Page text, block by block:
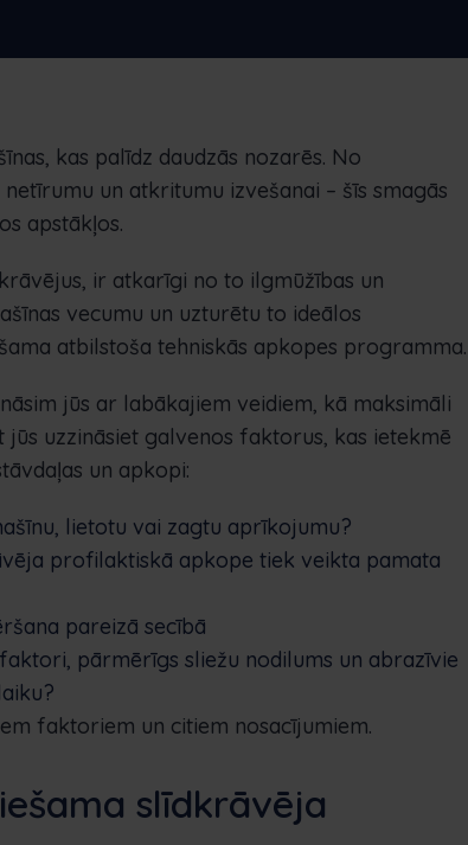
kas palīdz daudzās nozarēs. No
un atkritumu izvešanai – šīs smagās
apstākļos.
ir atkarīgi no to ilgmūžības un
vecumu un uzturētu to ideālos
atbilstoša tehniskās apkopes programma.
jūs ar labākajiem veidiem, kā maksimāli
uzzināsiet galvenos faktorus, kas ietekmē
un apkopi:
lietotu vai zagtu aprīkojumu?
profilaktiskā apkope tiek veikta pamata
pareizā secībā
pārmērīgs sliežu nodilums un abrazīvie
faktoriem un citiem nosacījumiem.
slīdkrāvēja